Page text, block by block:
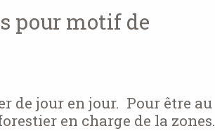
pour motif de
de jour en jour. Pour être au
en charge de la zones.